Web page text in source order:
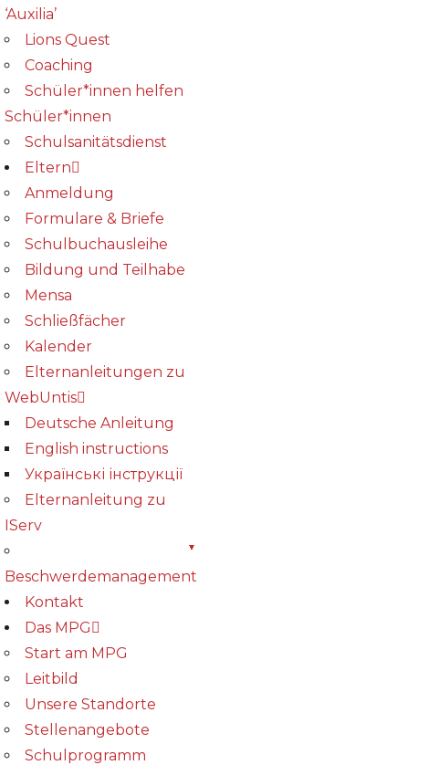
‘Auxilia’
Lions Quest
Coaching
Schüler*innen helfen
Schüler*innen
Schulsanitätsdienst
Eltern
Anmeldung
Formulare & Briefe
Schulbuchausleihe
Bildung und Teilhabe
Mensa
Schließfächer
Kalender
Elternanleitungen zu
WebUntis
Deutsche Anleitung
English instructions
Українські інструкції
Elternanleitung zu
IServ
Beschwerdemanagement
Kontakt
Das MPG
Start am MPG
Leitbild
Unsere Standorte
Stellenangebote
Schulprogramm